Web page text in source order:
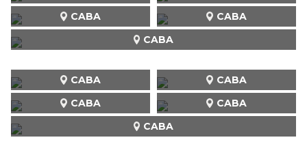
CABA
CABA
CABA
CABA
CABA
CABA
CABA
CABA